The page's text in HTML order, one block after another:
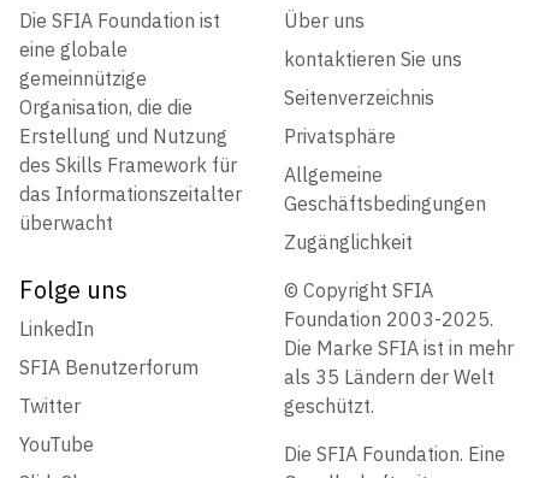
Die SFIA Foundation ist
eine globale
gemeinnützige
Organisation, die die
Erstellung und Nutzung
des Skills Framework für
das Informationszeitalter
überwacht
Über uns
kontaktieren Sie uns
Seitenverzeichnis
Privatsphäre
Allgemeine
Geschäftsbedingungen
Zugänglichkeit
Folge uns
LinkedIn
SFIA Benutzerforum
Twitter
YouTube
© Copyright SFIA
Foundation 2003-2025.
Die Marke SFIA ist in mehr
als 35 Ländern der Welt
geschützt.
Die SFIA Foundation. Eine